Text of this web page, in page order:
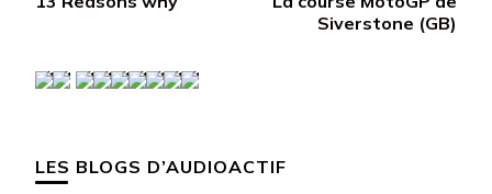
d’article
Siverstone (GB)
LES BLOGS D’AUDIOACTIF